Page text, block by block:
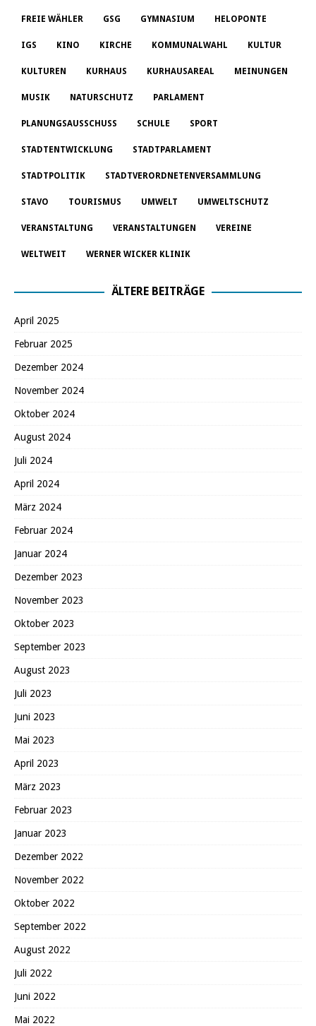
FREIE WÄHLER GSG GYMNASIUM HELOPONTE
IGS KINO KIRCHE KOMMUNALWAHL KULTUR
KULTUREN KURHAUS KURHAUSAREAL MEINUNGEN
MUSIK NATURSCHUTZ PARLAMENT
PLANUNGSAUSSCHUSS SCHULE SPORT
STADTENTWICKLUNG STADTPARLAMENT
STADTPOLITIK STADTVERORDNETENVERSAMMLUNG
STAVO TOURISMUS UMWELT UMWELTSCHUTZ
VERANSTALTUNG VERANSTALTUNGEN VEREINE
WELTWEIT WERNER WICKER KLINIK
ÄLTERE BEITRÄGE
April 2025
Februar 2025
Dezember 2024
November 2024
Oktober 2024
August 2024
Juli 2024
April 2024
März 2024
Februar 2024
Januar 2024
Dezember 2023
November 2023
Oktober 2023
September 2023
August 2023
Juli 2023
Juni 2023
Mai 2023
April 2023
März 2023
Februar 2023
Januar 2023
Dezember 2022
November 2022
Oktober 2022
September 2022
August 2022
Juli 2022
Juni 2022
Mai 2022